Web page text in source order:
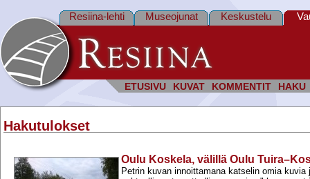
ETUSIVU KUVAT KOMMENTIT HAKU
Resiina-lehti Museojunat Keskustelu
Hakutulokset
Oulu Koskela, välillä Oulu
Petrin kuvan innoittamana katselin omia kuvia